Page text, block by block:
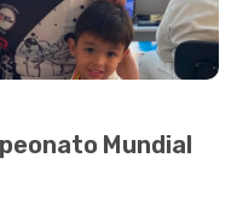
Mundial